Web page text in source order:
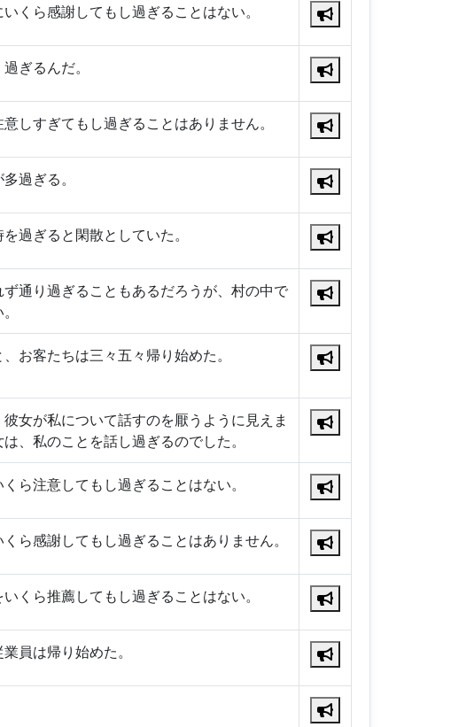
くら感謝してもし過ぎることはない。
ぎるんだ。
しすぎてもし過ぎることはありません。
過ぎる。
過ぎると閑散としていた。
通り過ぎることもあるだろうが、村の中で
お客たちは三々五々帰り始めた。
女が私について話すのを厭うように見えま
、私のことを話し過ぎるのでした。
ら注意してもし過ぎることはない。
ら感謝してもし過ぎることはありません。
くら推薦してもし過ぎることはない。
員は帰り始めた。